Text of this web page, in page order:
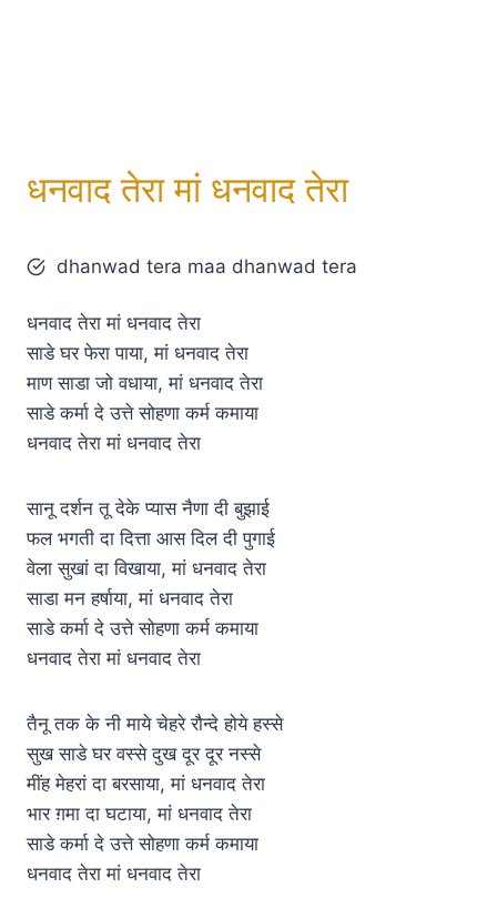
धनवाद तेरा मां धनवाद तेरा
dhanwad tera maa dhanwad tera
धनवाद तेरा मां धनवाद तेरा
साडे घर फेरा पाया, मां धनवाद तेरा
माण साडा जो वधाया, मां धनवाद तेरा
साडे कर्मा दे उत्ते सोहणा कर्म कमाया
धनवाद तेरा मां धनवाद तेरा
सानू दर्शन तू देके प्यास नैणा दी बुझाई
फल भगती दा दित्ता आस दिल दी पुगाई
वेला सुखां दा विखाया, मां धनवाद तेरा
साडा मन हर्षाया, मां धनवाद तेरा
साडे कर्मा दे उत्ते सोहणा कर्म कमाया
धनवाद तेरा मां धनवाद तेरा
तैनू तक के नी माये चेहरे रौन्दे होये हस्से
सुख साडे घर वस्से दुख दूर दूर नस्से
मींह मेहरां दा बरसाया, मां धनवाद तेरा
भार ग़मा दा घटाया, मां धनवाद तेरा
साडे कर्मा दे उत्ते सोहणा कर्म कमाया
धनवाद तेरा मां धनवाद तेरा